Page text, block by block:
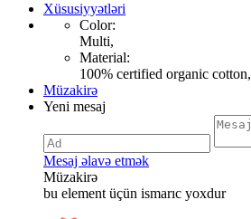
Xüsusiyyətləri
Color:
Multi,
Material:
100% certified organic cotton,
Müzakirə
Yeni mesaj
Mesaj əlavə etmək
Müzakirə
bu element üçün ismarıc yoxdur